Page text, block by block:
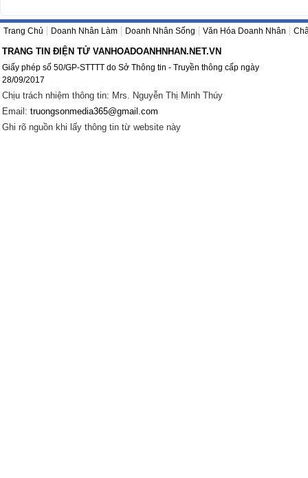
Trang Chủ Doanh Nhân Làm Doanh Nhân Sống Văn Hóa Doanh Nhân
TRANG TIN ĐIỆN TỬ VANHOADOANHNHAN.NET.VN
Giấy phép số 50/GP-STTTT do Sở Thông tin - Truyền thông cấp ngày
28/09/2017
Chịu trách nhiệm thông tin: Mrs. Nguyễn Thị Minh Thúy
Email: truongsonmedia365@gmail.com
Ghi rõ nguồn khi lấy thông tin từ website này